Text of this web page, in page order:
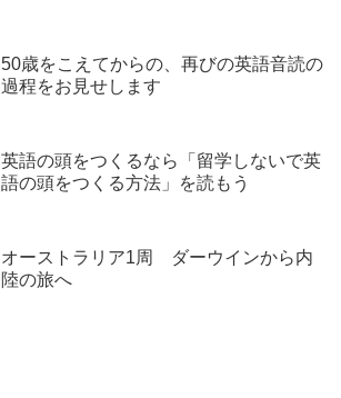
50歳をこえてからの、再びの英語音読の
過程をお見せします
英語の頭をつくるなら「留学しないで英
語の頭をつくる方法」を読もう
オーストラリア1周 ダーウインから内
陸の旅へ